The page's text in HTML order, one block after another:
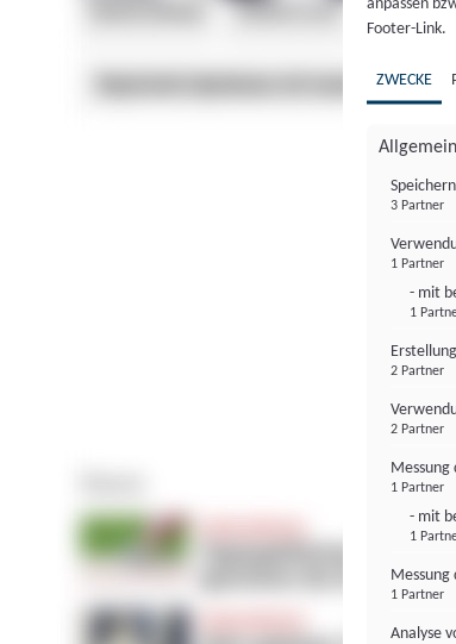
Footer-Link.
ZWECKE
3 Partner
1 Partner
- mit
1
2 Partner
2 Partner
Messung
1 Partner
- mit
1
1 Partner
Analyse